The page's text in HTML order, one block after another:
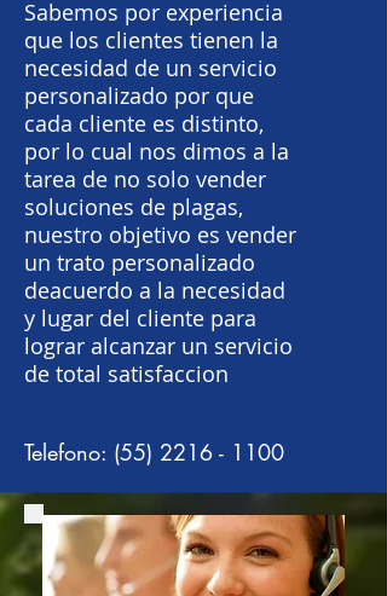
Sabemos por experiencia
que los clientes tienen la
necesidad de un servicio
personalizado por que
cada cliente es distinto,
por lo cual nos dimos a la
tarea de no solo vender
soluciones de plagas,
nuestro objetivo es vender
un trato personalizado
deacuerdo a la necesidad
y lugar del cliente para
lograr alcanzar un servicio
de total satisfaccion
Telefono: (55) 2216 - 1100